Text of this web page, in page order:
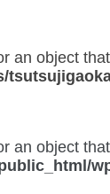
an object
an object